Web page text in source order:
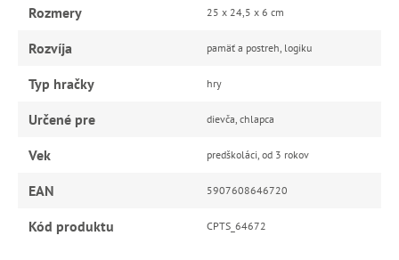
Rozmery 25 x 24,5 x 6 cm
Rozvíja pamäť a postreh, logiku
Typ hračky hry
Určené pre dievča, chlapca
Vek predškoláci, od 3 rokov
EAN 5907608646720
Kód produktu CPTS_64672